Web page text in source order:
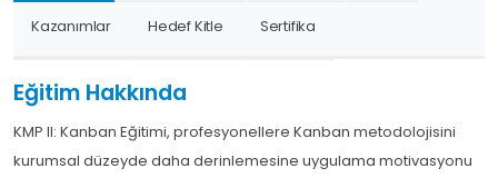
Kazanımlar Hedef Kitle Sertifika
Eğitim Hakkında
KMP II: Kanban Eğitimi, profesyonellere Kanban metodolojisini
kurumsal düzeyde daha derinlemesine uygulama motivasyonu